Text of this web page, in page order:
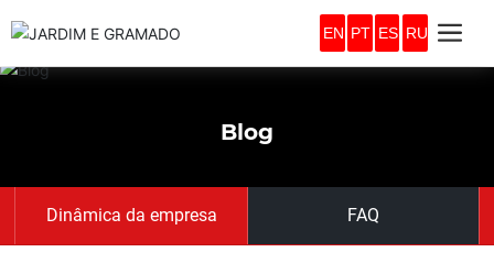
EN PT ES RU
Blog
Dinâmica da empresa FAQ